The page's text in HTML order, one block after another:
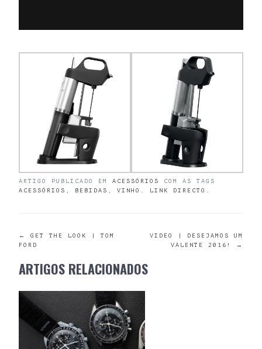
ARTIGO PUBLICADO EM ACESSÓRIOS
COM AS TAGS
ACESSÓRIOS
BEBIDAS VINHO LINK DIRECTO
POST
NAVIGATION
←
GET THE LOOK | TOM
FORD
VIDEO | DESEJAMOS UM
VALENTE 2016!
→
ARTIGOS RELACIONADOS